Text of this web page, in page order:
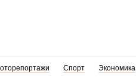
Спорт Экономика